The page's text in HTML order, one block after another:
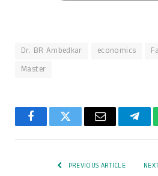
Dr. BR Ambedkar economics
Master
FacebookTwitter Email
PREVIOUS ARTICLE